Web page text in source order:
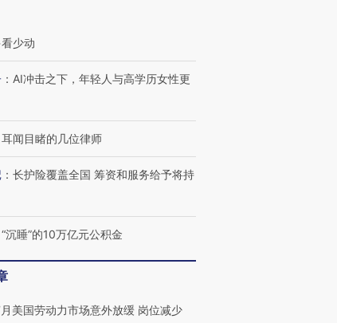
少动
： AI冲击之下，年轻人与高学历女性更
耳闻目睹的几位律师
： 长护险覆盖全国 筹资和服务给予将持
“沉睡”的10万亿元公积金
美国劳动力市场意外放缓 岗位减少